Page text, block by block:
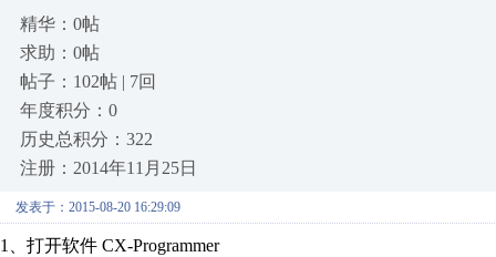
精华：0帖
求助：0帖
帖子：102帖 | 7回
年度积分：0
历史总积分：322
注册：2014年11月25日
发表于：2015-08-20 16:29:09
1、打开软件 CX-Programmer